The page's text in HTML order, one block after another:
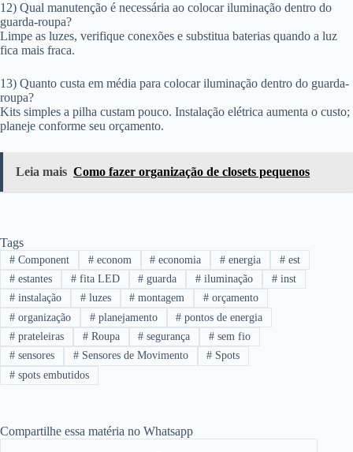
12) Qual manutenção é necessária ao colocar iluminação dentro do
guarda-roupa?
Limpe as luzes, verifique conexões e substitua baterias quando a luz
fica mais fraca.
13) Quanto custa em média para colocar iluminação dentro do guarda-
roupa?
Kits simples a pilha custam pouco. Instalação elétrica aumenta o custo;
planeje conforme seu orçamento.
Leia mais Como fazer organização de closets pequenos
Tags
#Component #econom # economia # energia # est
#estantes #fita LED # guarda # iluminação # inst
#instalação #luzes # montagem # orçamento
#organização #planejamento # pontos de energia
#prateleiras #Roupa # segurança # sem fio
#sensores #Sensores de Movimento # Spots
#spots embutidos
Compartilhe essa matéria no Whatsapp